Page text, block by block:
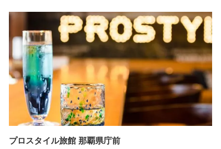
プロスタイル旅館 那覇県庁前